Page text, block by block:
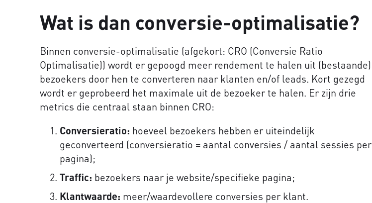
Wat is dan conversie-optimalisatie?
Binnen conversie-optimalisatie (afgekort: CRO (Conversie Ratio
Optimalisatie)) wordt er gepoogd meer rendement te halen uit (bestaande)
bezoekers door hen te converteren naar klanten en/of leads. Kort gezegd
wordt er geprobeerd het maximale uit de bezoeker te halen. Er zijn drie
metrics die centraal staan binnen CRO:
Conversieratio: hoeveel bezoekers hebben er uiteindelijk
geconverteerd (conversieratio = aantal conversies / aantal sessies per
pagina);
Traffic: bezoekers naar je website/specifieke pagina;
Klantwaarde: meer/waardevollere conversies per klant.